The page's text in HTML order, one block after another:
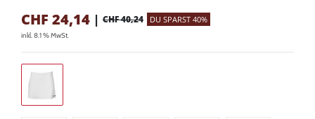
CHF 24,14 | CHF 40,24 DU SPARST 40%
inkl. 8.1 % MwSt.